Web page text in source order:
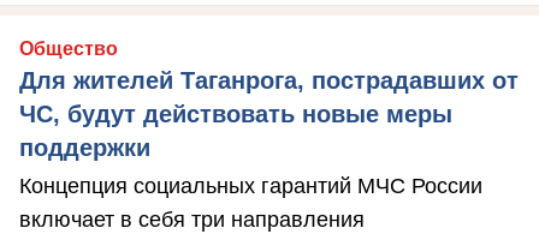
Общество
Для жителей Таганрога, пострадавших от
ЧС, будут действовать новые меры
поддержки
Концепция социальных гарантий МЧС России
включает в себя три направления